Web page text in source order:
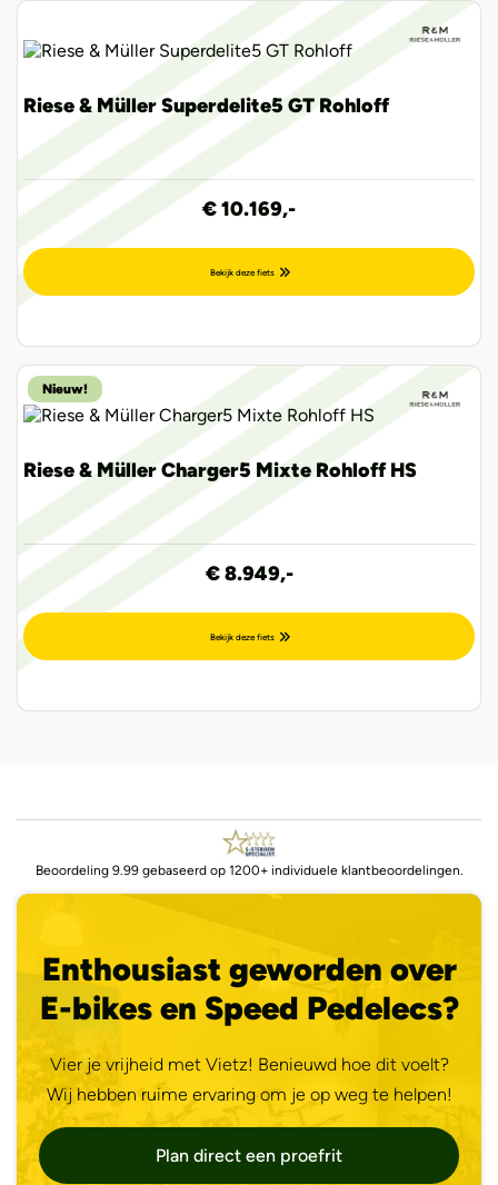
Riese & Müller Superdelite5 GT Rohloff
€ 10.169,-
Bekijk deze fiets
Riese & Müller Charger5 Mixte Rohloff HS
€ 8.949,-
Bekijk deze fiets
Nieuw!
Beoordeling 9.99 gebaseerd op 1200+ individuele klantbeoordelingen.
Enthousiast geworden over
E-bikes en Speed Pedelecs?
Vier je vrijheid met Vietz! Benieuwd hoe dit voelt?
Wij hebben ruime ervaring om je op weg te helpen!
Plan direct een proefrit